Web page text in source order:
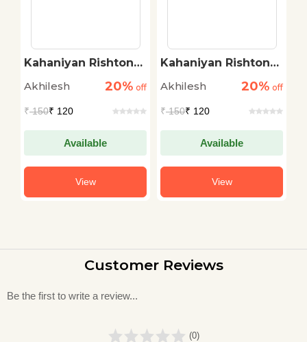
Kahaniyan Rishton
Akhilesh
20% off
₹150₹ 120
Available
View
Kahaniyan Rishton
Akhilesh
20% off
₹150₹ 120
Available
View
Customer Reviews
Be the first to write a review...
(0)